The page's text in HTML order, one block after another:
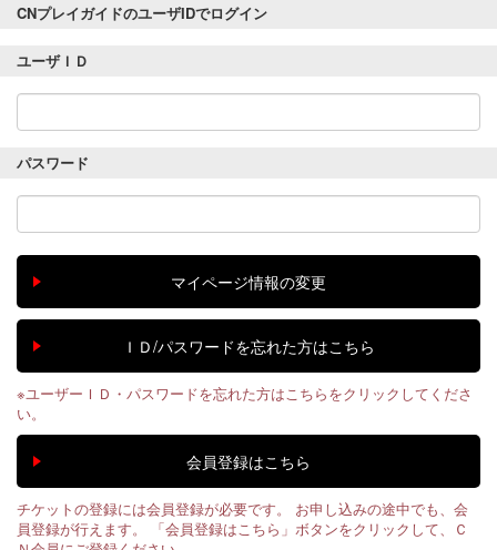
CNプレイガイドのユーザIDでログイン
ユーザＩＤ
パスワード
※ユーザーＩＤ・パスワードを忘れた方はこちらをクリックしてくださ
い。
チケットの登録には会員登録が必要です。 お申し込みの途中でも、会
員登録が行えます。 「会員登録はこちら」ボタンをクリックして、Ｃ